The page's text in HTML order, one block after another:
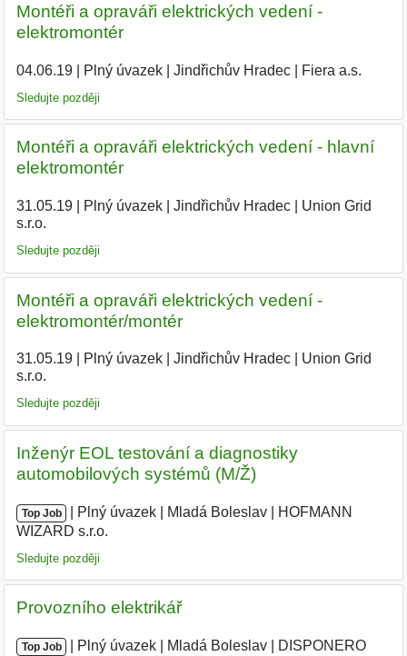
Montéři a opraváři elektrických vedení -
elektromontér
04.06.19| Plný úvazek| Jindřichův Hradec| Fiera a.s.
Sledujte později
Montéři a opraváři elektrických vedení - hlavní
elektromontér
31.05.19| Plný úvazek| Jindřichův Hradec|
Union Grid
s.r.o.
Sledujte později
Montéři a opraváři elektrických vedení -
elektromontér/montér
31.05.19| Plný úvazek| Jindřichův Hradec|
Union Grid
s.r.o.
Sledujte později
Inženýr EOL testování a diagnostiky
automobilových systémů (M/Ž)
Top Job Plný úvazek Mladá Boleslav
HOFMANN
WIZARD s.r.o.
Sledujte později
Provozního elektrikář
Top Job Plný úvazek Mladá Boleslav
DISPONERO